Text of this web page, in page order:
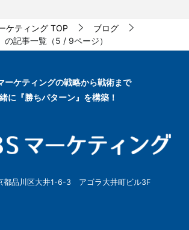
ケティング TOP
ブログ
の記事一覧（5 / 9ページ）
ーケティングの戦略から戦術まで
に『勝ちパターン』を構築！
品川区大井1-6-3 アゴラ大井町ビル3F